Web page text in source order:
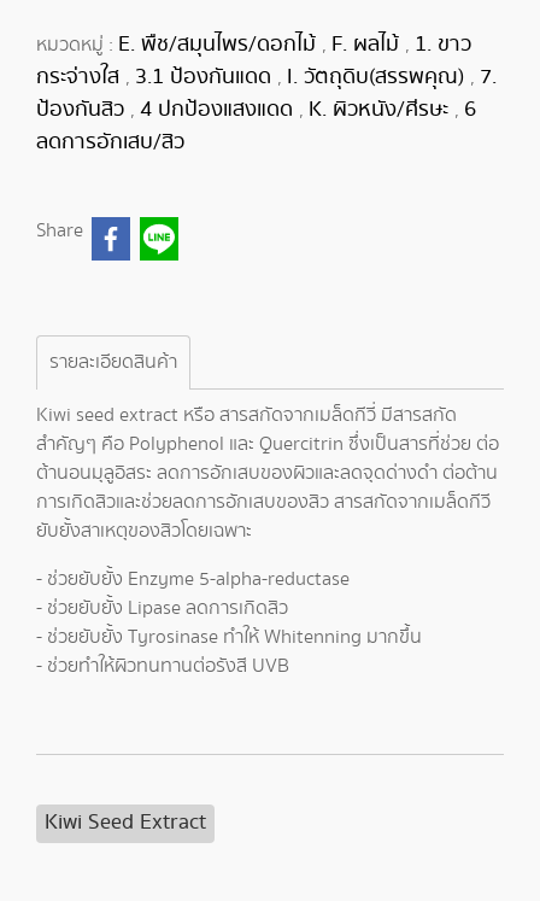
หมวดหมู่ : E. พืช/สมุนไพร/ดอกไม้ , F. ผลไม้ , 1. ขาว
กระจ่างใส , 3.1 ป้องกันแดด , I. วัตถุดิบ(สรรพคุณ) , 7.
ป้องกันสิว , 4 ปกป้องแสงแดด , K. ผิวหนัง/ศีรษะ , 6
ลดการอักเสบ/สิว
Share
รายละเอียดสินค้า
Kiwi seed extract หรือ สารสกัดจากเมล็ดกีวี่ มีสารสกัด
สำคัญๆ คือ Polyphenol และ Quercitrin ซึ่งเป็นสารที่ช่วย ต่อ
ต้านอนมุลูอิสระ ลดการอักเสบของผิวและลดจุดด่างดำ ต่อต้าน
การเกิดสิวและช่วยลดการอักเสบของสิว สารสกัดจากเมล็ดกีวี
ยับยั้งสาเหตุของสิวโดยเฉพาะ
- ช่วยยับยั้ง Enzyme 5-alpha-reductase
- ช่วยยับยั้ง Lipase ลดการเกิดสิว
- ช่วยยับยั้ง Tyrosinase ทำให้ Whitenning มากขึ้น
- ช่วยทำให้ผิวทนทานต่อรังสี UVB
Kiwi Seed Extract